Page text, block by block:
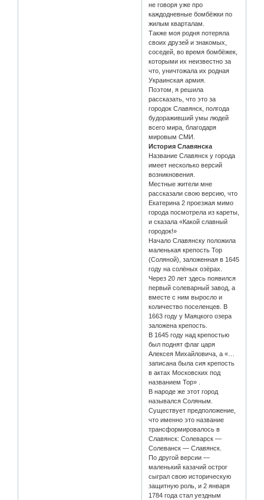
не говоря уже про
каждодневные бомбёжки по
жилым кварталам.
Также моя родня потеряла
своих друзей и знакомых,
соседей, во время бомбёжек,
которыми их неизвестно за
что, уничтожала их родная
Украинская армия.
Поэтом, я решила
рассказать, что это за
городок Славянск, полгода
будораживший умы людей
всего мира, благодаря
мировым СМИ.
История Славянска
Название Славянск у города
имеет несколько версий
возникновения.
Местные жители мне
рассказали свою версию, что
Екатерина 2 проезжая мимо
города посмотрела из кареты,
и сказала «Какой славный
городок!»
Начало Славянску положила
маленькая крепость Top
(Соляной), заложенная в 1645
году на солёных озёрах.
Через 20 лет здесь появился
первый солеварный завод, а
вместе с ним выросло и
количество поселенцев. В
1663 году у Маяцкого озера
заложена крепость.
В 1645 году над крепостью
был поднят флаг царя
Алексея Михайловича, а «…
записана была сия крепость
в актах Московских под
названием Тор» .
В народе же этот город
назывался Соляным.
Существует предположение,
что именно это название
трансформировалось в
Славянск: Солеварск —
Солеванск — Славянск.
По другой версии —
маленький казачий острог
сыграл свою историческую
защитную роль, и 2 января
1784 года стал уездным